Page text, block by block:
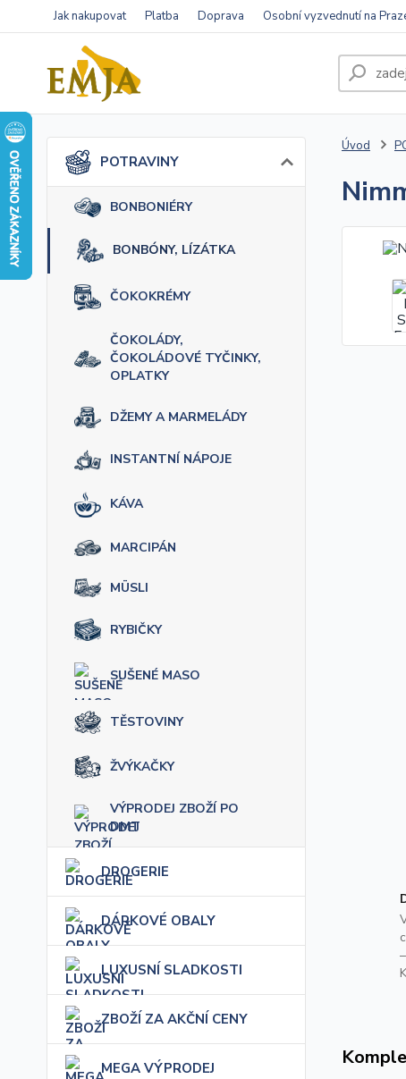
Jak nakupovat Platba Doprava Osobní vyzvednutí na
POTRAVINY
BONBONIÉRY
BONBÓNY, LÍZÁTKA
ČOKOKRÉMY
ČOKOLÁDY,
ČOKOLÁDOVÉ TYČINKY,
OPLATKY
DŽEMY A MARMELÁDY
INSTANTNÍ NÁPOJE
KÁVA
MARCIPÁN
MÜSLI
RYBIČKY
SUŠENÉ MASO
TĚSTOVINY
ŽVÝKAČKY
VÝPRODEJ ZBOŽÍ PO
DMT
DROGERIE
DÁRKOVÉ OBALY
LUXUSNÍ SLADKOSTI
ZBOŽÍ ZA AKČNÍ CENY
MEGA VÝPRODEJ
Úvod